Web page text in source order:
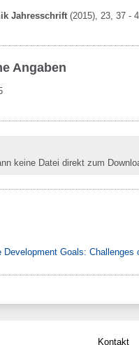
Jahresschrift(2015), 23, 37 -
Angaben
keine Datei direkt zum
Development Goals:
Kontakt